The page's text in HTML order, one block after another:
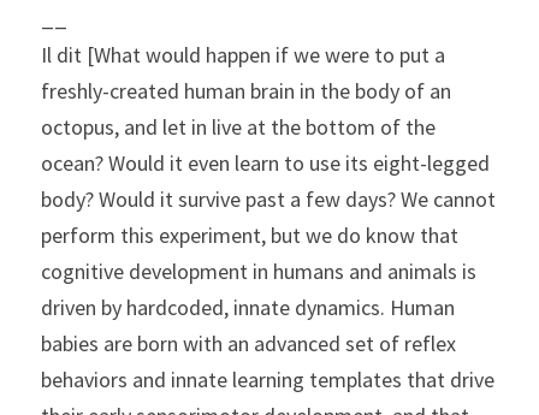
Il dit [What would happen if we were to put a
freshly-created human brain in the body of an
octopus, and let in live at the bottom of the
ocean? Would it even learn to use its eight-legged
body? Would it survive past a few days? We cannot
perform this experiment, but we do know that
cognitive development in humans and animals is
driven by hardcoded, innate dynamics. Human
babies are born with an advanced set of reflex
behaviors and innate learning templates that drive